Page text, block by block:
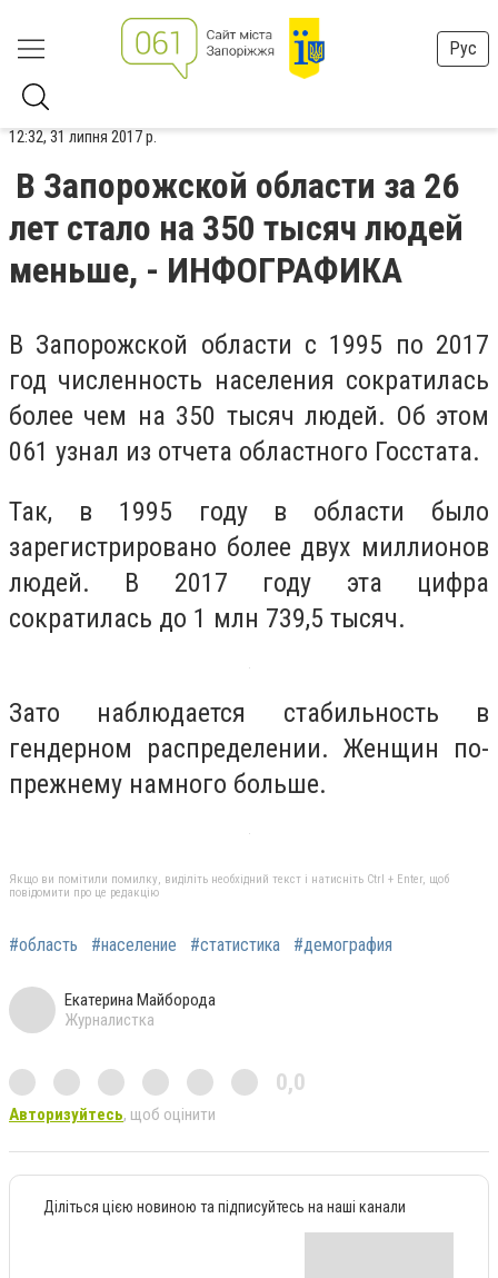
Рус
12:32, 31 липня 2017 р.
В Запорожской области за 26
лет стало на 350 тысяч людей
меньше, - ИНФОГРАФИКА
В Запорожской области с 1995 по 2017
год численность населения сократилась
более чем на 350 тысяч людей. Об этом
061 узнал из отчета областного Госстата.
Так, в 1995 году в области было
зарегистрировано более двух миллионов
людей. В 2017 году эта цифра
сократилась до 1 млн 739,5 тысяч.
Зато наблюдается стабильность в
гендерном распределении. Женщин по-
прежнему намного больше.
Якщо ви помітили помилку, виділіть необхідний текст і натисніть Ctrl + Enter, щоб
повідомити про це редакцію
#область #население #статистика #демография
Екатерина Майборода
Журналистка
0,0
Авторизуйтесь, щоб оцінити
Діліться цією новиною та підписуйтесь на наші канали